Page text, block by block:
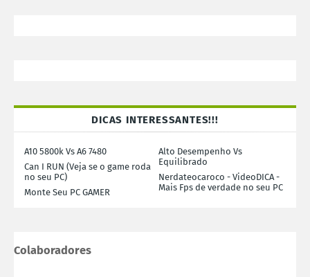
DICAS INTERESSANTES!!!
A10 5800k Vs A6 7480
Alto Desempenho Vs
Equilibrado
Can I RUN (Veja se o game roda
no seu PC)
Nerdateocaroco - VideoDICA -
Mais Fps de verdade no seu PC
Monte Seu PC GAMER
Colaboradores